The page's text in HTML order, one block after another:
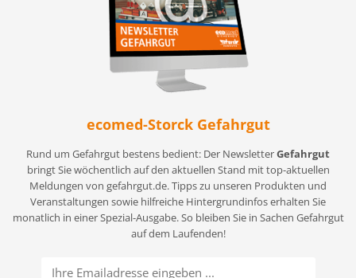
ecomed-Storck Gefahrgut
Rund um Gefahrgut bestens bedient: Der NewsletterGefahrgut
bringt Sie wöchentlich auf den aktuellen Stand mit top-aktuellen
Meldungen von gefahrgut.de. Tipps zu unseren Produkten und
Veranstaltungen sowie hilfreiche Hintergrundinfos erhalten Sie
monatlich in einer Spezial-Ausgabe. So bleiben Sie in Sachen Gefahrgut
auf dem Laufenden!